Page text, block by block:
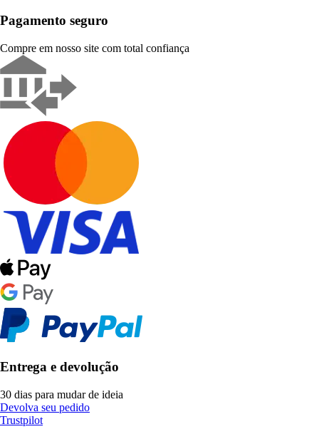
Pagamento seguro
Compre em nosso site com total confiança
Entrega e devolução
30 dias para mudar de ideia
Devolva seu pedido
Trustpilot